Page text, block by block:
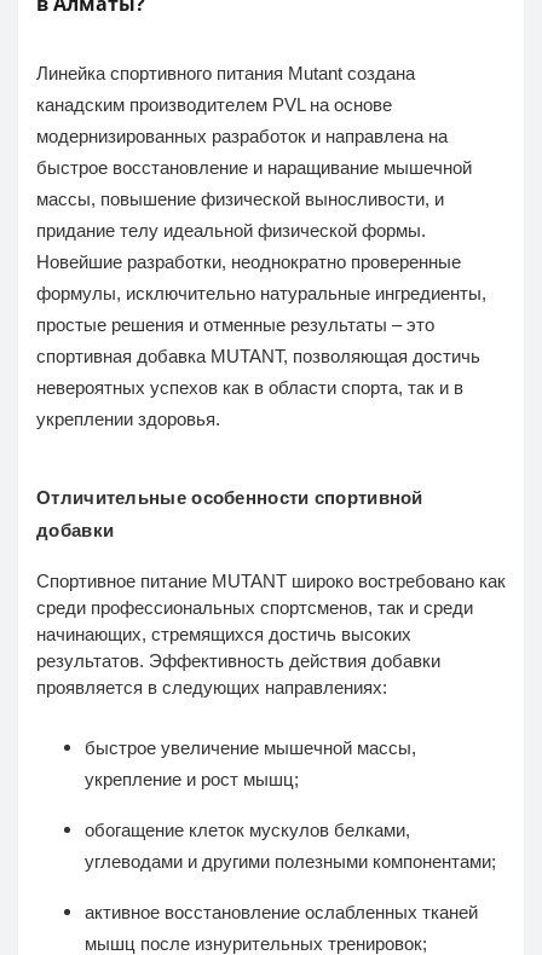
Линейка спортивного питания Mutant создана
канадским производителем PVL на основе
модернизированных разработок и направлена на
быстрое восстановление и наращивание мышечной
массы, повышение физической выносливости, и
придание телу идеальной физической формы.
Новейшие разработки, неоднократно проверенные
формулы, исключительно натуральные ингредиенты,
простые решения и отменные результаты – это
спортивная добавка MUTANT, позволяющая достичь
невероятных успехов как в области спорта, так и в
укреплении здоровья.
Отличительные особенности спортивной
добавки
Спортивное питание MUTANT широко востребовано как
среди профессиональных спортсменов, так и среди
начинающих, стремящихся достичь высоких
результатов. Эффективность действия добавки
проявляется в следующих направлениях:
быстрое увеличение мышечной массы,
укрепление и рост мышц;
обогащение клеток мускулов белками,
углеводами и другими полезными компонентами;
активное восстановление ослабленных тканей
мышц после изнурительных тренировок;